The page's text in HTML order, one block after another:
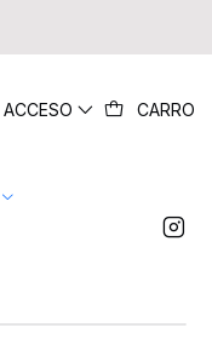
ACCESO CARRO